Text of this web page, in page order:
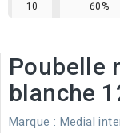
10 60%
Poubelle
blanche
Marque : Medial